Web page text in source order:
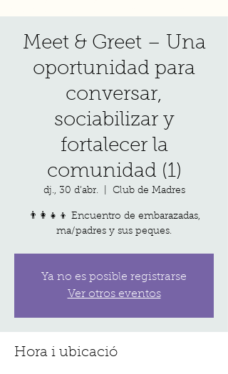
Meet & Greet – Una
oportunidad para
conversar,
sociabilizar y
fortalecer la
comunidad (1)
dj., 30 d’abr. Club de Madres
👨‍👩‍👧‍👦 Encuentro de embarazadas,
ma/padres y sus peques.
Ya no es posible registrarse
Ver otros eventos
Hora i ubicació